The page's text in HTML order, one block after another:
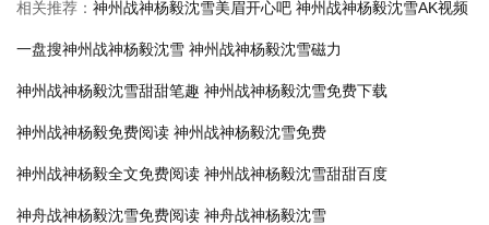
相关推荐： 神州战神杨毅沈雪美眉开心吧 神州战神杨毅沈雪AK视频
一盘搜神州战神杨毅沈雪 神州战神杨毅沈雪磁力
神州战神杨毅沈雪甜甜笔趣 神州战神杨毅沈雪免费下载
神州战神杨毅免费阅读 神州战神杨毅沈雪免费
神州战神杨毅全文免费阅读 神州战神杨毅沈雪甜甜百度
神舟战神杨毅沈雪免费阅读 神舟战神杨毅沈雪